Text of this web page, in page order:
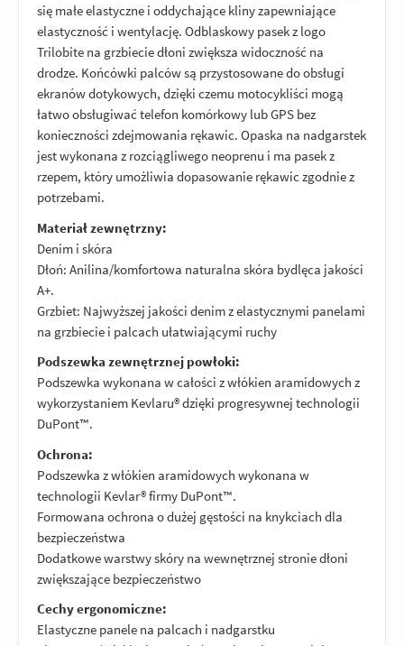
się małe elastyczne i oddychające kliny zapewniające
elastyczność i wentylację. Odblaskowy pasek z logo
Trilobite na grzbiecie dłoni zwiększa widoczność na
drodze. Końcówki palców są przystosowane do obsługi
ekranów dotykowych, dzięki czemu motocykliści mogą
łatwo obsługiwać telefon komórkowy lub GPS bez
konieczności zdejmowania rękawic. Opaska na nadgarstek
jest wykonana z rozciągliwego neoprenu i ma pasek z
rzepem, który umożliwia dopasowanie rękawic zgodnie z
potrzebami.
Materiał zewnętrzny:
Denim i skóra
Dłoń: Anilina/komfortowa naturalna skóra bydlęca jakości
A+.
Grzbiet: Najwyższej jakości denim z elastycznymi panelami
na grzbiecie i palcach ułatwiającymi ruchy
Podszewka zewnętrznej powłoki:
Podszewka wykonana w całości z włókien aramidowych z
wykorzystaniem Kevlaru® dzięki progresywnej technologii
DuPont™.
Ochrona:
Podszewka z włókien aramidowych wykonana w
technologii Kevlar® firmy DuPont™.
Formowana ochrona o dużej gęstości na knykciach dla
bezpieczeństwa
Dodatkowe warstwy skóry na wewnętrznej stronie dłoni
zwiększające bezpieczeństwo
Cechy ergonomiczne:
Elastyczne panele na palcach i nadgarstku